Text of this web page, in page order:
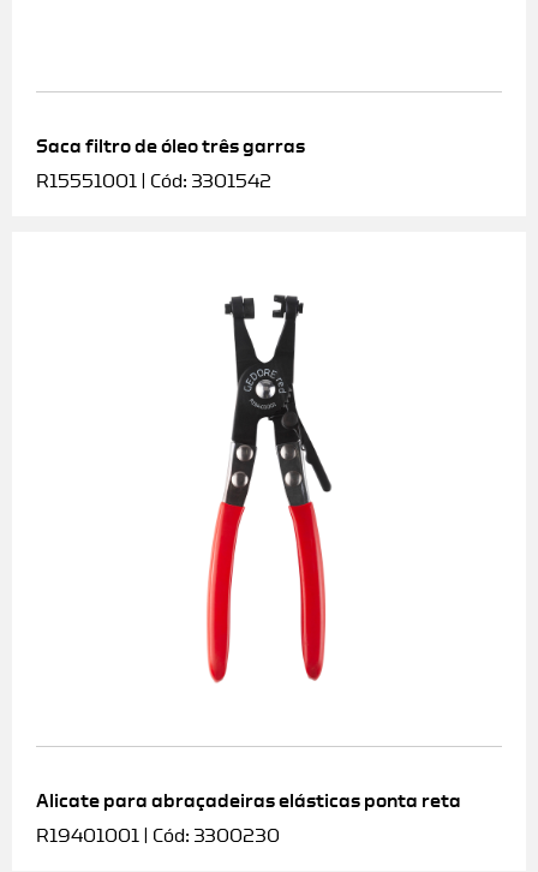
Saca filtro de óleo três garras
R15551001 | Cód: 3301542
Alicate para abraçadeiras elásticas ponta reta
R19401001 | Cód: 3300230